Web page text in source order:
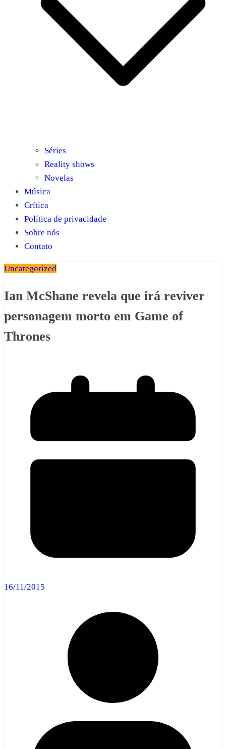
Séries
Reality shows
Novelas
Música
Crítica
Política de privacidade
Sobre nós
Contato
Uncategorized
Ian McShane revela que irá reviver
personagem morto em Game of
Thrones
16/11/2015